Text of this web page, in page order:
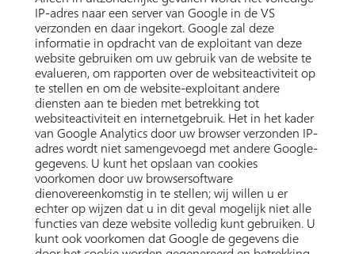
IP-adres naar een server van Google in de VS
verzonden en daar ingekort. Google zal deze
informatie in opdracht van de exploitant van deze
website gebruiken om uw gebruik van de website te
evalueren, om rapporten over de websiteactiviteit op
te stellen en om de website-exploitant andere
diensten aan te bieden met betrekking tot
websiteactiviteit en internetgebruik. Het in het kader
van Google Analytics door uw browser verzonden IP-
adres wordt niet samengevoegd met andere Google-
gegevens. U kunt het opslaan van cookies
voorkomen door uw browsersoftware
dienovereenkomstig in te stellen; wij willen u er
echter op wijzen dat u in dit geval mogelijk niet alle
functies van deze website volledig kunt gebruiken. U
kunt ook voorkomen dat Google de gegevens die